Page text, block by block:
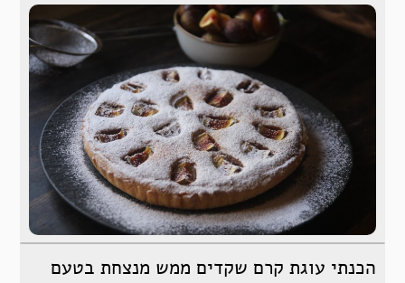
הכנתי עוגת קרם שקדים ממש מנצחת בטעם